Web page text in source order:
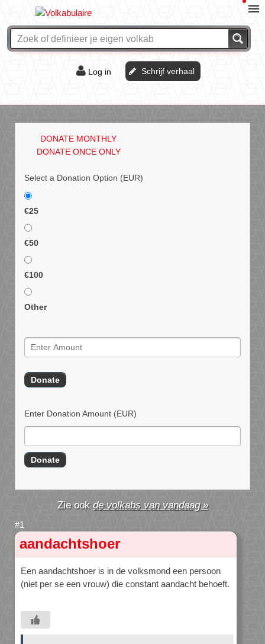
Log in Schrijf verhaal
DONATE MONTHLY
DONATE ONCE ONLY
Select a Donation Option (EUR)
€25
€50
€100
Other
Enter Donation Amount (EUR)
de volkabs van vandaag »
aandachtshoer
Een aandachtshoer is in de volksmond een persoon
(niet per se een vrouw) die constant aandacht behoeft.